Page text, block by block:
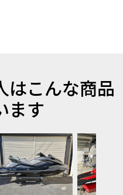
はこんな商品
ます